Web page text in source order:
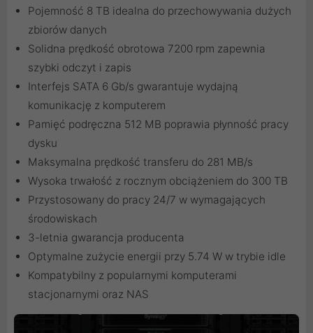
Pojemność 8 TB idealna do przechowywania dużych
zbiorów danych
Solidna prędkość obrotowa 7200 rpm zapewnia
szybki odczyt i zapis
Interfejs SATA 6 Gb/s gwarantuje wydajną
komunikację z komputerem
Pamięć podręczna 512 MB poprawia płynność pracy
dysku
Maksymalna prędkość transferu do 281 MB/s
Wysoka trwałość z rocznym obciążeniem do 300 TB
Przystosowany do pracy 24/7 w wymagających
środowiskach
3-letnia gwarancja producenta
Optymalne zużycie energii przy 5.74 W w trybie idle
Kompatybilny z popularnymi komputerami
stacjonarnymi oraz NAS